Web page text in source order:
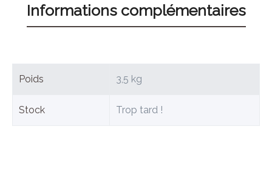
Informations complémentaires
Poids 3,5 kg
Stock Trop tard !